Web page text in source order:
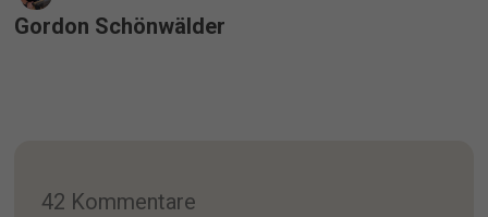
Gordon Schönwälder
42 Kommentare